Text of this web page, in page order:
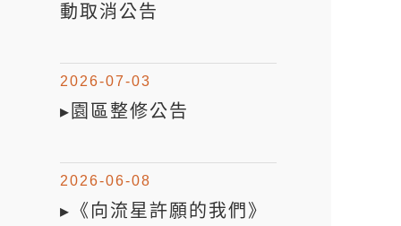
動取消公告
2026-07-03
▸園區整修公告
2026-06-08
▸《向流星許願的我們》